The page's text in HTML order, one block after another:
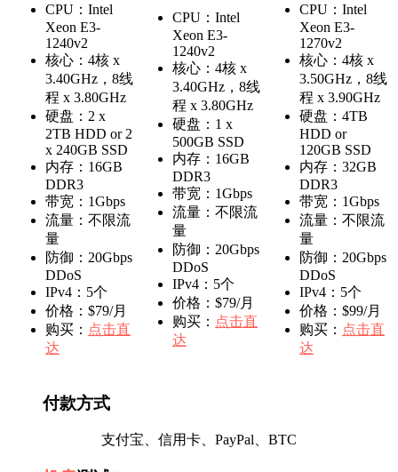
CPU：Intel
Xeon E3-
1240v2
核心：4核 x
3.40GHz，8线
程 x 3.80GHz
硬盘：2 x
2TB HDD or 2
x 240GB SSD
内存：16GB
DDR3
带宽：1Gbps
流量：不限流
量
防御：20Gbps
DDoS
IPv4：5个
价格：$79/月
购买： 点击直
达
CPU：Intel
Xeon E3-
1240v2
核心：4核 x
3.40GHz，8线
程 x 3.80GHz
硬盘：1 x
500GB SSD
内存：16GB
DDR3
带宽：1Gbps
流量：不限流
量
防御：20Gbps
DDoS
IPv4：5个
价格：$79/月
购买： 点击直
达
CPU：Intel
Xeon E3-
1270v2
核心：4核 x
3.50GHz，8线
程 x 3.90GHz
硬盘：4TB
HDD or
120GB SSD
内存：32GB
DDR3
带宽：1Gbps
流量：不限流
量
防御：20Gbps
DDoS
IPv4：5个
价格：$99/月
购买： 点击直
达
付款方式
支付宝、信用卡、PayPal、BTC